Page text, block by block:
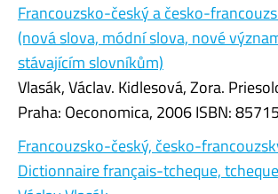
Francouzsko-český a česko-
(nová slova, módní slova, nové
stávajícím slovníkům)
Vlasák, Václav. Kidlesová, Zora.
Praha: Oeconomica, 2006 ISBN:
Francouzsko-český, česko-
Dictionnaire français-tcheque,